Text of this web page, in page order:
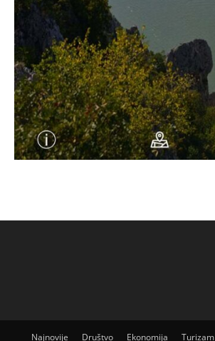
Najnovije Društvo Ekonomija Turizam